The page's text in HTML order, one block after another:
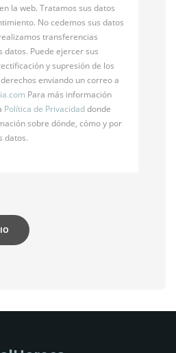
la web. Tratamos sus datos
No cedemos sus datos
transferencias
datos. Puede ejercer sus
y supresión de los
enviando un correo a
Para más información
Política de Privacidaddonde
sobre dónde, cómo y por
datos.